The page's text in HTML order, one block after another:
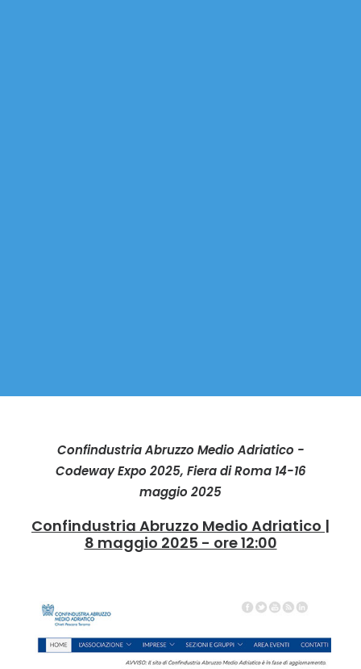
Confindustria Abruzzo Medio Adriatico -
Codeway Expo 2025, Fiera di Roma 14-16
maggio 2025
Confindustria Abruzzo Medio Adriatico |
8 maggio 2025 - ore 12:00